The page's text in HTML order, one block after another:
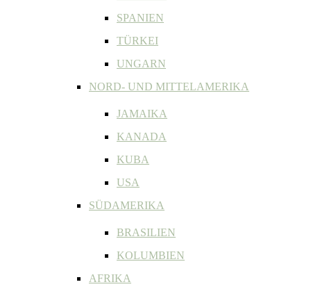
SPANIEN
TÜRKEI
UNGARN
NORD- UND MITTELAMERIKA
JAMAIKA
KANADA
KUBA
USA
SÜDAMERIKA
BRASILIEN
KOLUMBIEN
AFRIKA